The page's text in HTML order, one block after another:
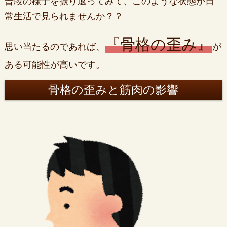
常生活で見られませんか？？
思い当たるのであれば、 『骨格の歪み』が
ある可能性が高いです。
骨格の歪みと筋肉の影響